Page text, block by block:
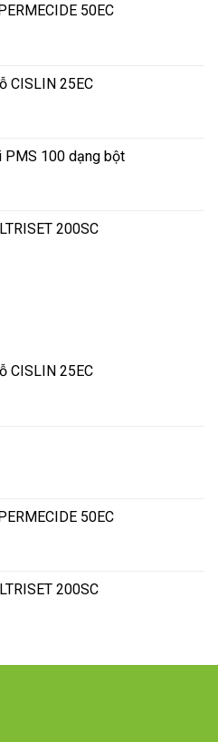
50EC
CISLIN 25EC
PMS 100 dạng bột
200SC
CISLIN 25EC
50EC
200SC